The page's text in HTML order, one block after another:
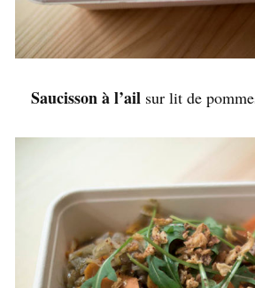
Saucisson à l’ail sur lit de